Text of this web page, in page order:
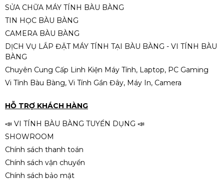
📌Phiên bản:BOX Chính Hãng
✔ Hàng mới 100%
✔Đầy đủ hộp và phụ kiện
✔ Kèm tản nhiệt AMD chính hãng
16 Luồng, 32MB , 65W, AM4) Tray
New Chính Hãng
SỬA CHỮA MÁY TÍNH BÀU BÀNG
TIN HỌC BÀU BÀNG
CAMERA BÀU BÀNG
DỊCH VỤ LẮP ĐẶT MÁY TÍNH TẠI BÀU BÀNG - VI TÍNH BÀU
BÀNG
Chuyên Cung Cấp Linh Kiện Máy Tính, Laptop, PC Gaming
Vi Tính Bàu Bàng, Vi Tính Gần Đây, Máy In, Camera
HỖ TRỢ KHÁCH HÀNG
📣 VI TÍNH BÀU BÀNG TUYỂN DỤNG 📣
SHOWROOM
Chính sách thanh toán
Chính sách vận chuyển
Chính sách bảo mật